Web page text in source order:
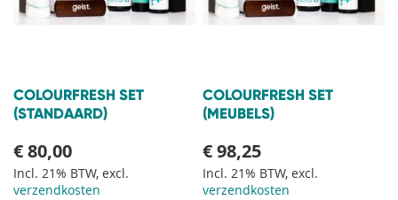
COLOURFRESH SET
(STANDAARD)
€ 80,00
Incl. 21% BTW, excl.
verzendkosten
COLOURFRESH SET
(MEUBELS)
€ 98,25
Incl. 21% BTW, excl.
verzendkosten